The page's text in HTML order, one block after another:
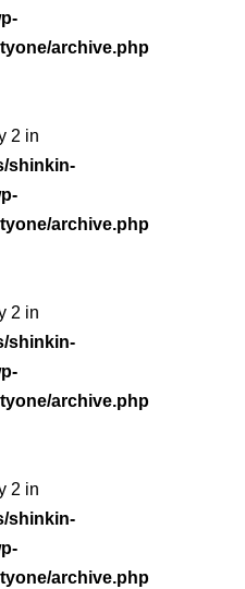
archive.php
2 in
shinkin-
archive.php
2 in
shinkin-
archive.php
2 in
shinkin-
archive.php